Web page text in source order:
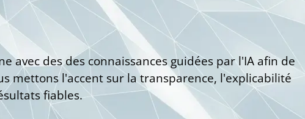
avec des des connaissances guidées par l'IA afin de
mettons l'accent sur la transparence, l'explicabilité
fiables.